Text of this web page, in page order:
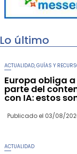
Lo último
ACTUALIDAD GUÍAS Y
Europa obliga
parte del
con IA: estos
Publicado el 03/08/
ACTUALIDAD